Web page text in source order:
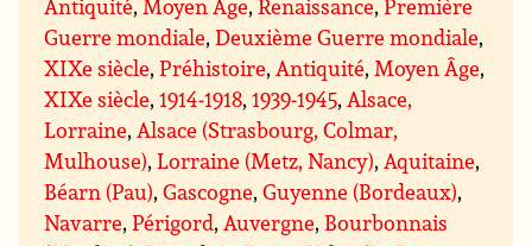
Guerre mondiale,Deuxième Guerre mondiale,
XIXe siècle,Préhistoire, Antiquité, Moyen Âge,
XIXe siècle,1914-1918,1939-1945, Alsace,
Lorraine, Alsace (Strasbourg, Colmar,
Mulhouse),Lorraine (Metz, Nancy), Aquitaine,
Béarn (Pau),Gascogne,Guyenne (Bordeaux),
Navarre,Périgord, Auvergne, Bourbonnais